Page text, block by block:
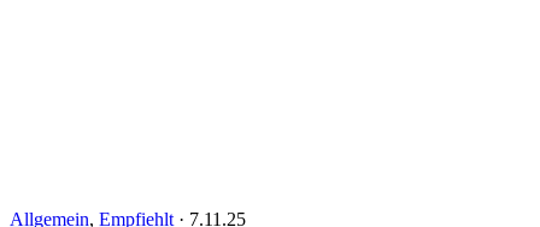
Allgemein, Empfiehlt · 7.11.25